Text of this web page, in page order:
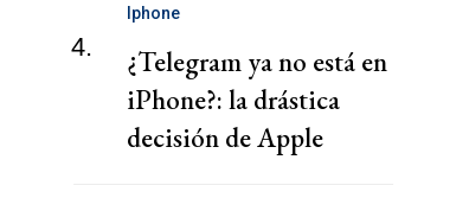
4.
Iphone
¿Telegram ya no está en
iPhone?: la drástica
decisión de Apple